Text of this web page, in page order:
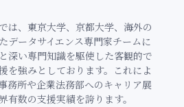
は、東京大学、京都大学、海外の
データサイエンス専門家チームに
深い専門知識を駆使した客観的で
を強みとしております。これによ
務所や企業法務部へのキャリア展
有数の支援実績を誇ります。